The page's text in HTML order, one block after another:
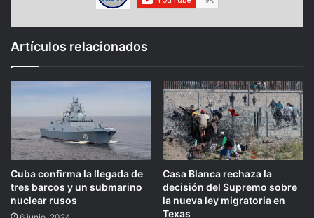
Artículos relacionados
Cuba confirma la llegada de
tres barcos y un submarino
nuclear rusos
Casa Blanca rechaza la
decisión del Supremo sobre
la nueva ley migratoria en
Texas